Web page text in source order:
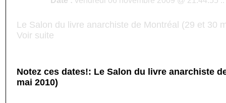
Le Salon du livre anarchiste de Montréal (29 et 30
Voir suite
Notez ces dates!: Le Salon du livre anarchiste
mai 2010)